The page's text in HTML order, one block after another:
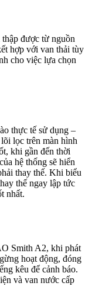
được từ nguồn
hợp với van thải tùy
cho việc lựa chọn
thực tế sử dụng –
lọc trên màn hình
khi gần đến thời
hệ thống sẽ hiển
thay thế. Khi biểu
thế ngay lập tức
nhất.
Smith A2, khi phát
hoạt động, đóng
kêu để cảnh báo.
và van nước cấp